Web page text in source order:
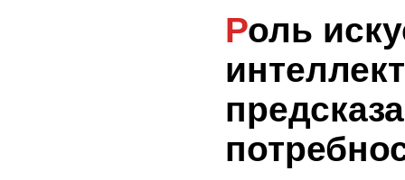
Роль искусственного